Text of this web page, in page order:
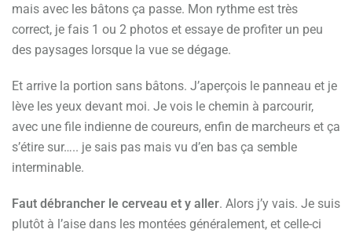
mais avec les bâtons ça passe. Mon rythme est très
correct, je fais 1 ou 2 photos et essaye de profiter un peu
des paysages lorsque la vue se dégage.
Et arrive la portion sans bâtons. J’aperçois le panneau et je
lève les yeux devant moi. Je vois le chemin à parcourir,
avec une file indienne de coureurs, enfin de marcheurs et ça
s’étire sur….. je sais pas mais vu d’en bas ça semble
interminable.
Faut débrancher le cerveau et y aller. Alors j’y vais. Je suis
plutôt à l’aise dans les montées généralement, et celle-ci